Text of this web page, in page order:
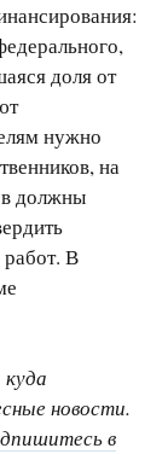
доля от
нужно
на
должны
В
куда
новости.
в